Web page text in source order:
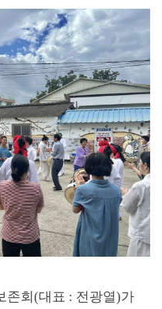
존회(대표 : 전광열)가